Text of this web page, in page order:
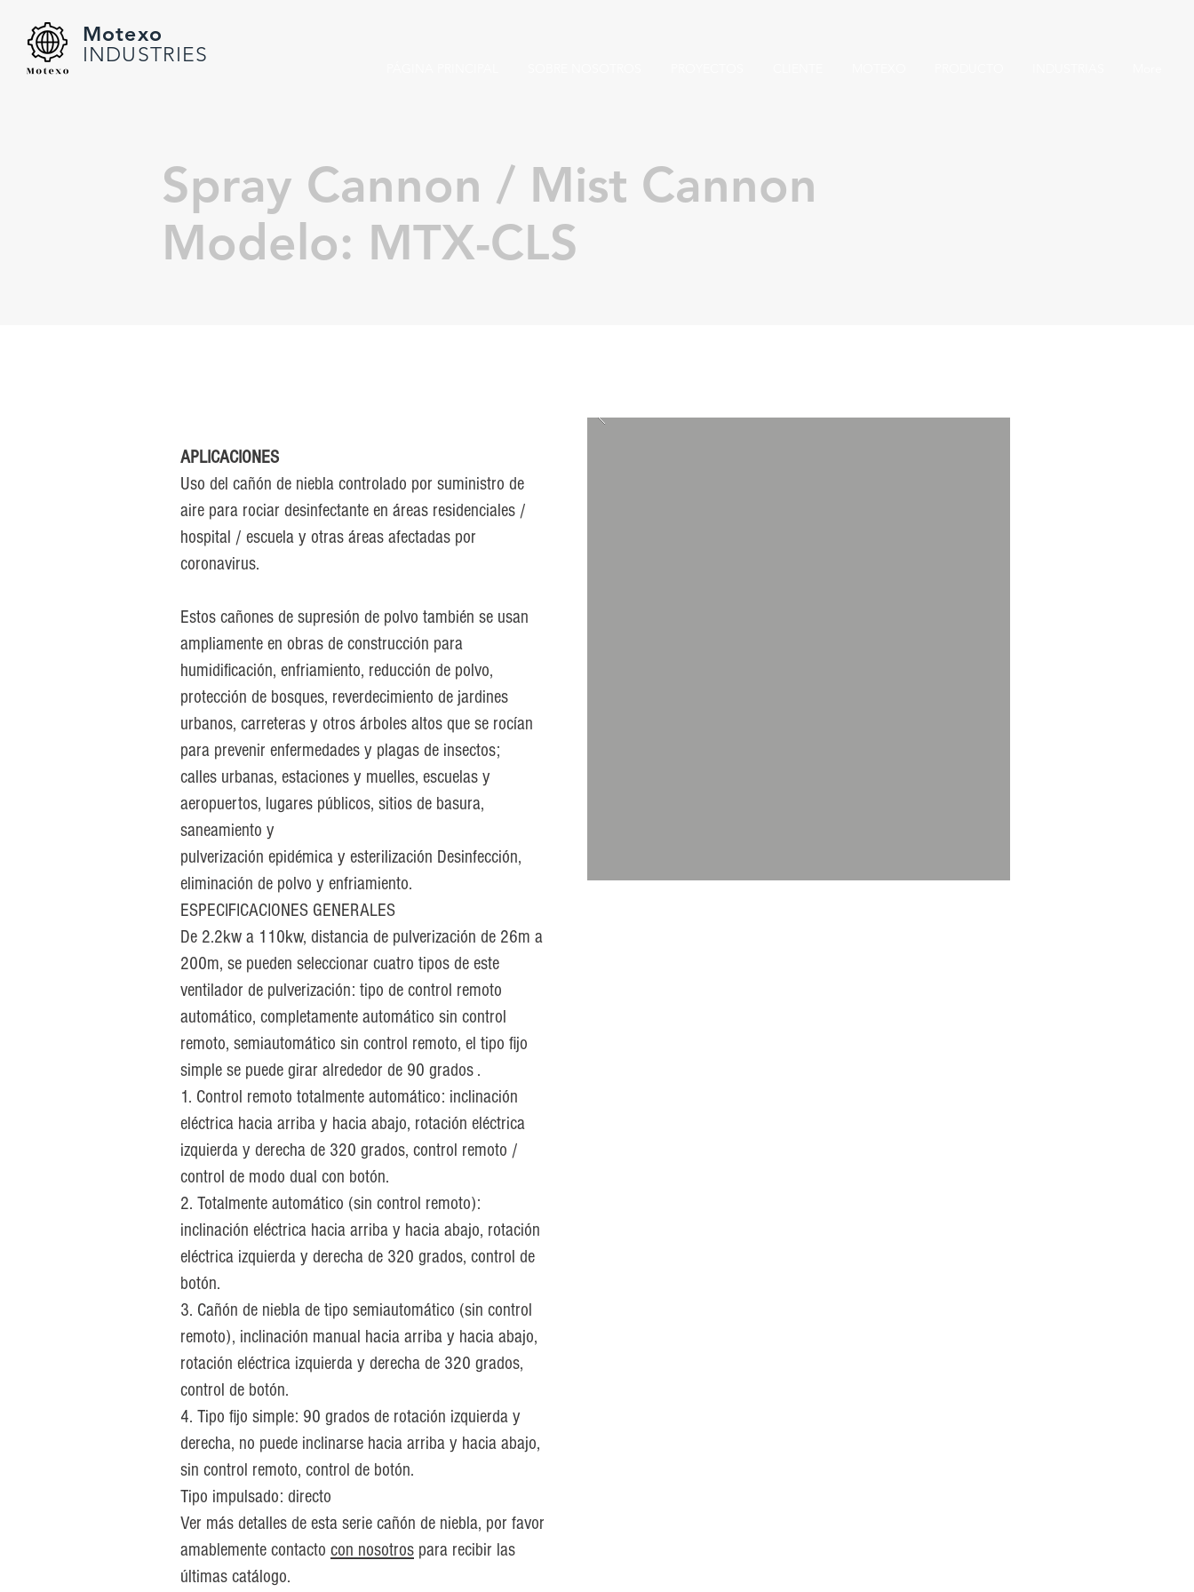
Motexo
INDUSTRIES
Spray Cannon / Mist Cannon
Modelo: MTX-CLS
APLICACIONES
Uso del cañón de niebla controlado por suministro de
aire para rociar desinfectante en áreas residenciales /
hospital / escuela y otras áreas afectadas por
coronavirus.
Estos cañones de supresión de polvo también se usan
ampliamente en obras de construcción para
humidificación, enfriamiento, reducción de polvo,
protección de bosques, reverdecimiento de jardines
urbanos, carreteras y otros árboles altos que se rocían
para prevenir enfermedades y plagas de insectos;
calles urbanas, estaciones y muelles, escuelas y
aeropuertos, lugares públicos, sitios de basura,
saneamiento y
pulverización epidémica y esterilización Desinfección,
eliminación de polvo y enfriamiento.
ESPECIFICACIONES GENERALES
De 2.2kw a 110kw, distancia de pulverización de 26m a
200m, se pueden seleccionar cuatro tipos de este
ventilador de pulverización: tipo de control remoto
automático, completamente automático sin control
remoto, semiautomático sin control remoto, el tipo fijo
simple se puede girar alrededor de 90 grados .
1. Control remoto totalmente automático: inclinación
eléctrica hacia arriba y hacia abajo, rotación eléctrica
izquierda y derecha de 320 grados, control remoto /
control de modo dual con botón.
2. Totalmente automático (sin control remoto):
inclinación eléctrica hacia arriba y hacia abajo, rotación
eléctrica izquierda y derecha de 320 grados, control de
botón.
3. Cañón de niebla de tipo semiautomático (sin control
remoto), inclinación manual hacia arriba y hacia abajo,
rotación eléctrica izquierda y derecha de 320 grados,
control de botón.
4. Tipo fijo simple: 90 grados de rotación izquierda y
derecha, no puede inclinarse hacia arriba y hacia abajo,
sin control remoto, control de botón.
Tipo impulsado: directo
Ver más detalles de esta serie cañón de niebla, por favor
amablemente contacto con nosotros para recibir las
últimas catálogo.